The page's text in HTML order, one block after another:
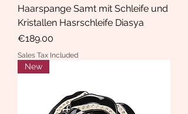
Haarspange Samt mit Schleife und
Kristallen Hasrschleife Diasya
Price
€189.00
Sales Tax Included
New